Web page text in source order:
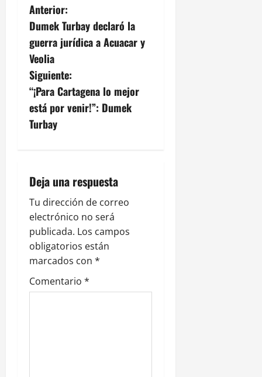
N
a
v
e
g
a
i
ó
n
d
e
Anterior:
Dumek Turbay declaró la
guerra jurídica a Acuacar y
Veolia
Siguiente:
“¡Para Cartagena lo mejor
está por venir!”: Dumek
Turbay
Deja una respuesta
Tu dirección de correo
electrónico no será
publicada. Los campos
obligatorios están
marcados con *
Comentario *